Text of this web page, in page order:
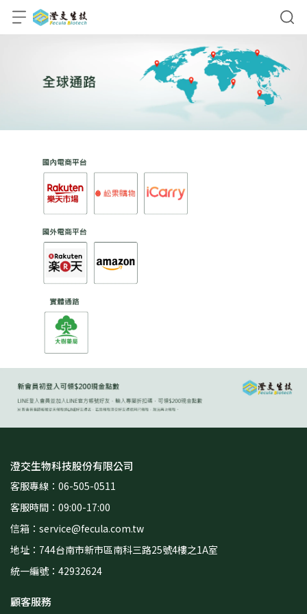
澄交生物科技股份有限公司
客服專線：06-505-0511
客服時間：09:00-17:00
信箱：service@fecula.com.tw
地址：744台南市新市區南科三路25號4樓之1A室
統一編號：42932624
顧客服務